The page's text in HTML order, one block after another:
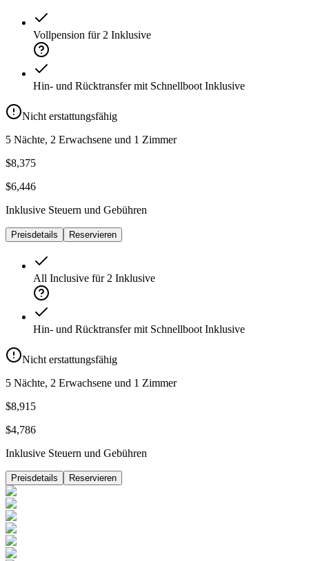
Vollpension für 2 Inklusive
Hin- und Rücktransfer mit Schnellboot Inklusive
Nicht erstattungsfähig
5 Nächte, 2 Erwachsene und 1 Zimmer
$8,375
$6,446
Inklusive Steuern und Gebühren
Preisdetails Reservieren
All Inclusive für 2 Inklusive
Hin- und Rücktransfer mit Schnellboot Inklusive
Nicht erstattungsfähig
5 Nächte, 2 Erwachsene und 1 Zimmer
$8,915
$4,786
Inklusive Steuern und Gebühren
Preisdetails Reservieren